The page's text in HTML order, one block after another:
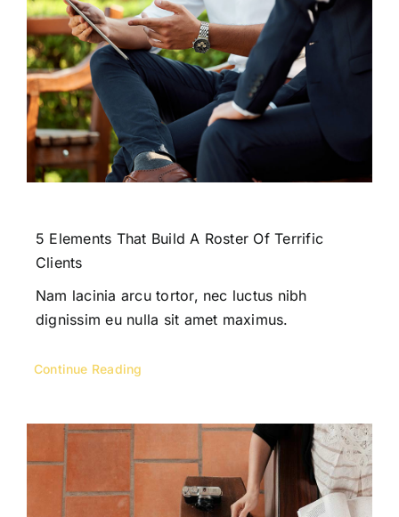
5 Elements That Build A Roster Of Terrific
Clients
Nam lacinia arcu tortor, nec luctus nibh
dignissim eu nulla sit amet maximus.
Continue Reading